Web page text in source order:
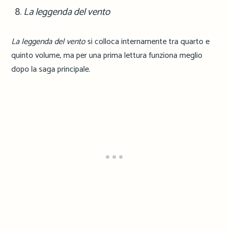
La leggenda del vento
La leggenda del ventosi colloca internamente tra quarto e
quinto volume, ma per una prima lettura funziona meglio
dopo la saga principale.